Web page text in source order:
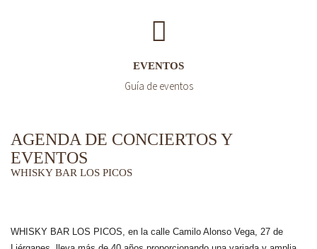
EVENTOS
Guía de eventos
AGENDA DE CONCIERTOS Y
EVENTOS
WHISKY BAR LOS PICOS
WHISKY BAR LOS PICOS, en la calle Camilo Alonso Vega, 27 de